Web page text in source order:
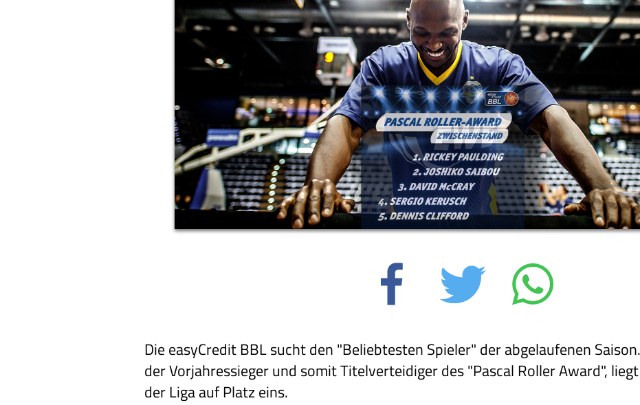
Die easyCredit BBL sucht den "Beliebtesten Spieler" der abgelaufenen
der Vorjahressieger und somit Titelverteidiger des "Pascal Roller Award",
der Liga auf Platz eins.